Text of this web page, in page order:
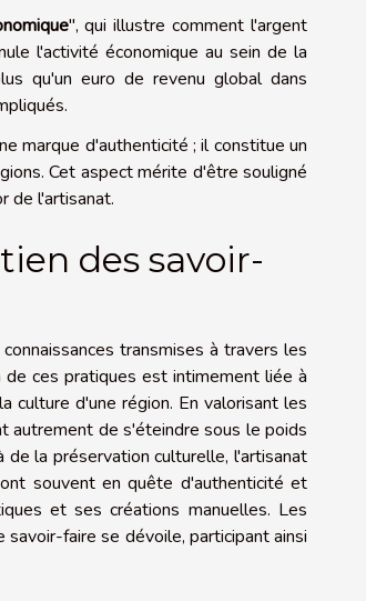
", qui illustre comment l'argent
l'activité économique au sein de la
qu'un euro de revenu global dans
marque d'authenticité ; il constitue un
Cet aspect mérite d'être souligné
de l'artisanat.
des savoir-
transmises à travers les
ces pratiques est intimement liée à
culture d'une région. En valorisant les
autrement de s'éteindre sous le poids
la préservation culturelle, l'artisanat
souvent en quête d'authenticité et
et ses créations manuelles. Les
faire se dévoile, participant ainsi